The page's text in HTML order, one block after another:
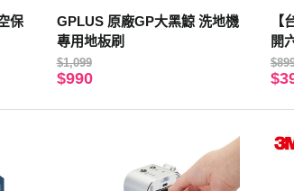
保
GPLUS 原廠GP大黑鯨 洗地機
專用地板刷
$1,099
$990
【
開